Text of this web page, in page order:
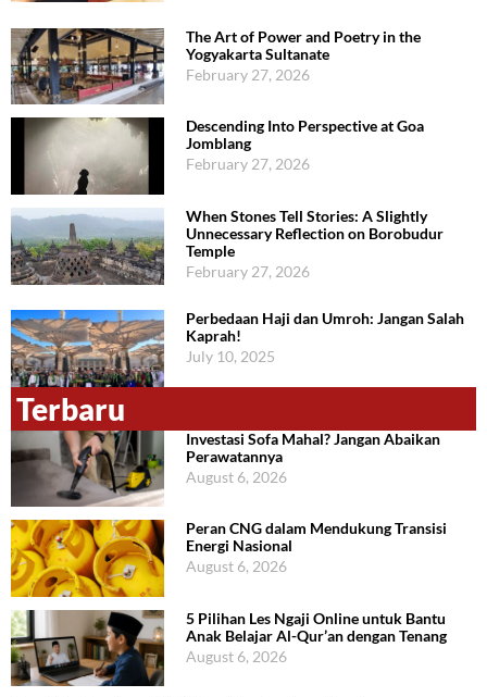
The Art of Power and Poetry in the
Yogyakarta Sultanate
February 27, 2026
Descending Into Perspective at Goa
Jomblang
February 27, 2026
When Stones Tell Stories: A Slightly
Unnecessary Reflection on Borobudur
Temple
February 27, 2026
Perbedaan Haji dan Umroh: Jangan Salah
Kaprah!
July 10, 2025
Terbaru
Investasi Sofa Mahal? Jangan Abaikan
Perawatannya
August 6, 2026
Peran CNG dalam Mendukung Transisi
Energi Nasional
August 6, 2026
5 Pilihan Les Ngaji Online untuk Bantu
Anak Belajar Al-Qur’an dengan Tenang
August 6, 2026